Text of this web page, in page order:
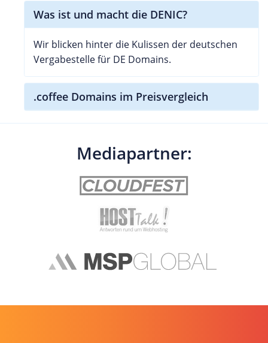
Was ist und macht die DENIC?
Wir blicken hinter die Kulissen der deutschen
Vergabestelle für DE Domains.
.coffee Domains im Preisvergleich
Mediapartner: